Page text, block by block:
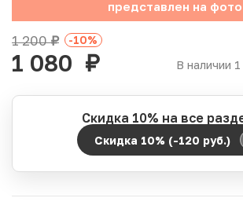
Инвестиционные монеты
представлен на фото
В наличии
1 200руб. -10%
1 080 руб.
Скидка 10% на все
Скидка 10% (-120 руб.)
Период действия акции: